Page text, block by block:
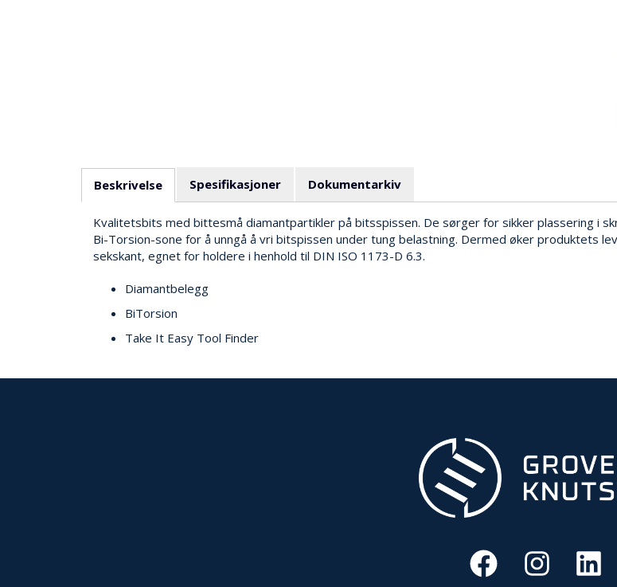
Beskrivelse Spesifikasjoner Dokumentarkiv
Kvalitetsbits med bittesmå diamantpartikler på bitsspissen. De sørger for sikker plassering i
Bi-Torsion-sone for å unngå å vri bitspissen under tung belastning. Dermed øker produktets
sekskant, egnet for holdere i henhold til DIN ISO 1173-D 6.3.
Diamantbelegg
BiTorsion
Take It Easy Tool Finder